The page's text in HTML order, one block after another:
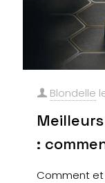
Blondelle
:
Comment